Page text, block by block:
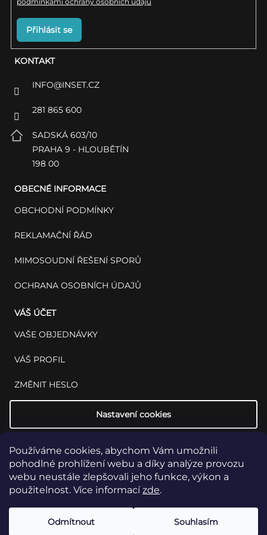
Používáme cookies, abychom Vám umožnili
pohodlné prohlížení webu a díky analýze provozu
webu neustále zlepšovali jeho funkce, výkon a
použitelnost. Více informacízde.
Odmítnout Souhlasím
KONTAKT
INFO@INSET.CZ
281 865 600
SADSKÁ 603/10
PRAHA 9 - HLOUBĚTÍN
198 00
OBECNÉ INFORMACE
OBCHODNÍ PODMÍNKY
REKLAMAČNÍ ŘÁD
MIMOSOUDNÍ ŘEŠENÍ SPORŮ
OCHRANA OSOBNÍCH ÚDAJŮ
VÁŠ ÚČET
VAŠE OBJEDNÁVKY
VÁŠ PROFIL
ZMĚNIT HESLO
Nastavení cookies
Přihlásit se
Copyright 2026INSET: Med & Lab Všechna práva vyhrazena.